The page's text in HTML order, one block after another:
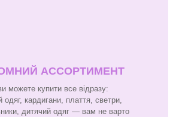
АССОРТИМЕНТ
можете купити все відразу:
одяг, кардигани, плаття, светри,
дитячий одяг — вам не варто